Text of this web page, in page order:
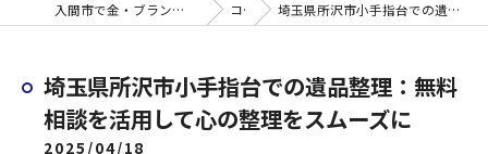
入間市で金・ブランド売るなら買取大吉 ウエスタ武蔵藤沢店 コラム 埼玉県所沢市小手指台での遺品整理：無料相談を活用して心の整理をスムーズに
埼玉県所沢市小手指台での遺品整理：無料
相談を活用して心の整理をスムーズに
2025/04/18